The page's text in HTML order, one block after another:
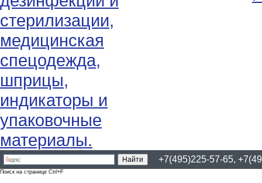
+7(495)225-57-65,
Поиск на странице Ctrl+F